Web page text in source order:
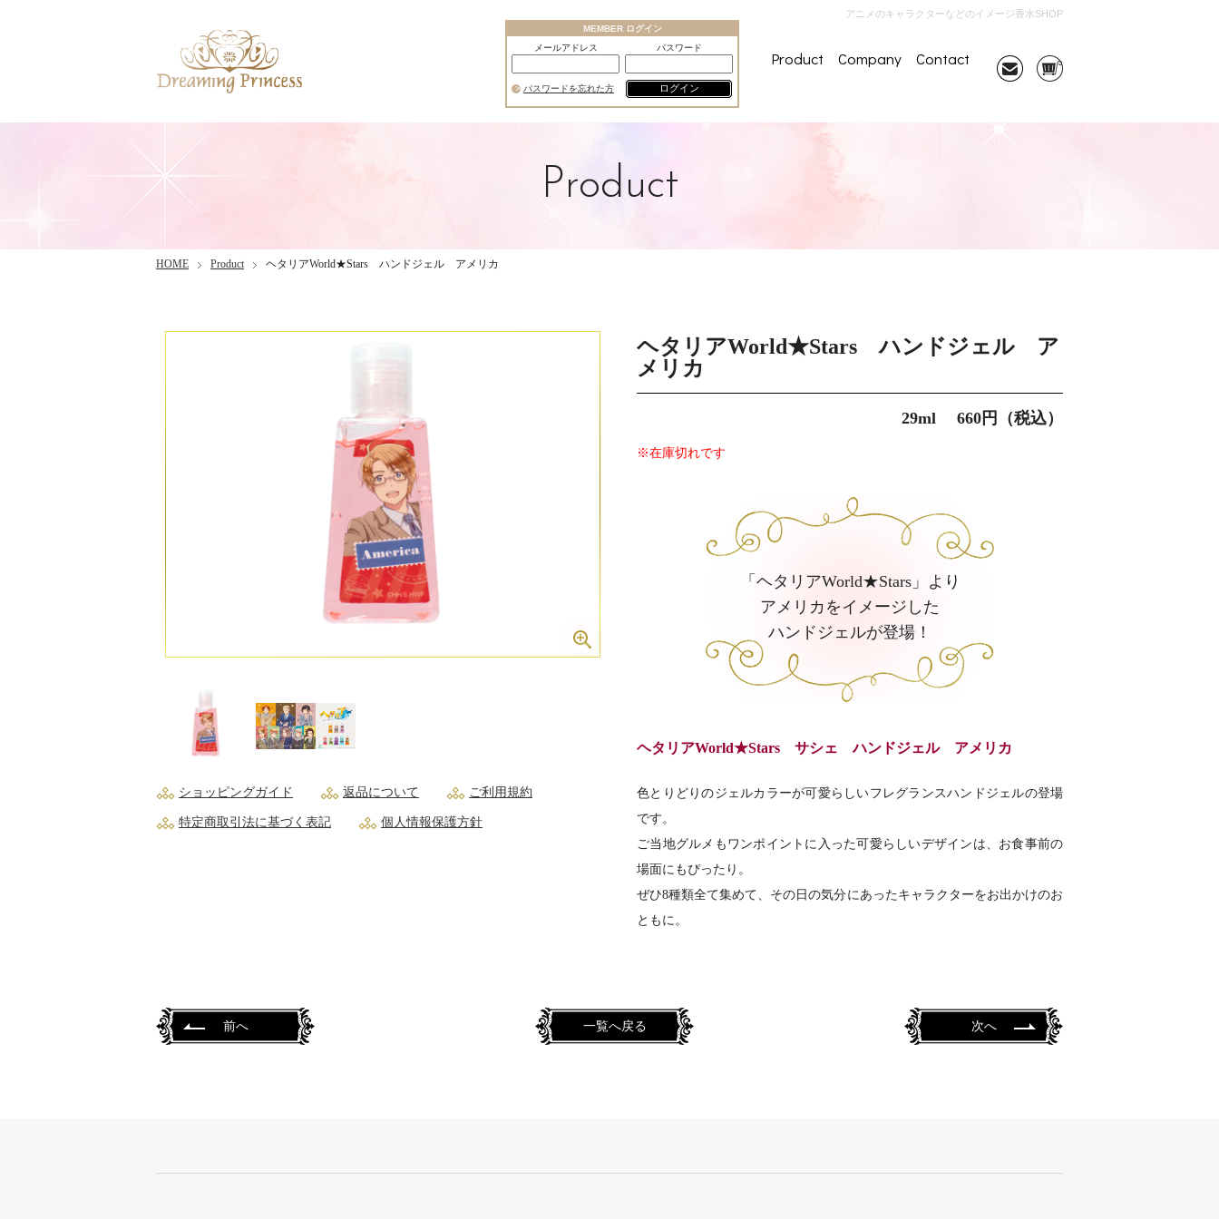
アニメのキャラクターなどのイメージ香水SHOP
Product Company Contact
MEMBER ログイン
メールアドレス
パスワード
パスワードを忘れた方 ログイン
Product
HOME Product ヘタリアWorld★Stars ハンドジェル アメリカ
ショッピングガイド 返品について ご利用規約
特定商取引法に基づく表記 個人情報保護方針
ヘタリアWorld★Stars ハンドジェル ア
メリカ
29ml 660円（税込）
※在庫切れです
「ヘタリアWorld★Stars」より
アメリカをイメージした
ハンドジェルが登場！
ヘタリアWorld★Stars サシェ ハンドジェル アメリカ
色とりどりのジェルカラーが可愛らしいフレグランスハンドジェルの登場
です。
ご当地グルメもワンポイントに入った可愛らしいデザインは、お食事前の
場面にもぴったり。
ぜひ8種類全て集めて、その日の気分にあったキャラクターをお出かけのお
ともに。
前へ 一覧へ戻る 次へ